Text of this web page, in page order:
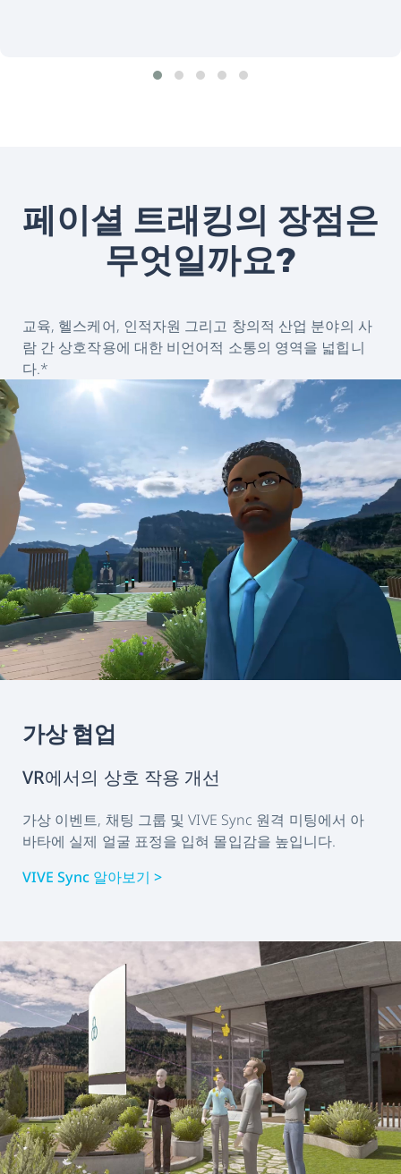
페이셜 트래킹의 장점은
무엇일까요?
교육, 헬스케어, 인적자원 그리고 창의적 산업 분야의 사
람 간 상호작용에 대한 비언어적 소통의 영역을 넓힙니
다.*
가상 협업
VR에서의 상호 작용 개선
가상 이벤트, 채팅 그룹 및 VIVE Sync 원격 미팅에서 아
바타에 실제 얼굴 표정을 입혀 몰입감을 높입니다.
VIVE Sync 알아보기 >